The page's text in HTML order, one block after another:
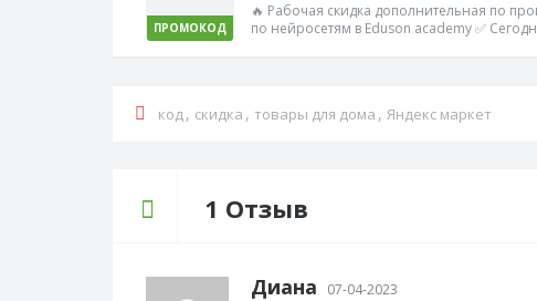
ПРОМОКОД
🔥 Рабочая скидка дополнительная по
по нейросетям в Eduson academy ✅
код, скидка , товары для дома , Яндекс маркет
1 Отзыв
Диана 07-04-2023